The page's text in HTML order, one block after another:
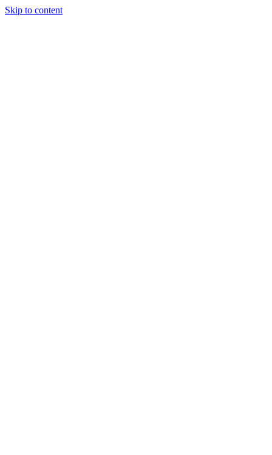
Skip to content